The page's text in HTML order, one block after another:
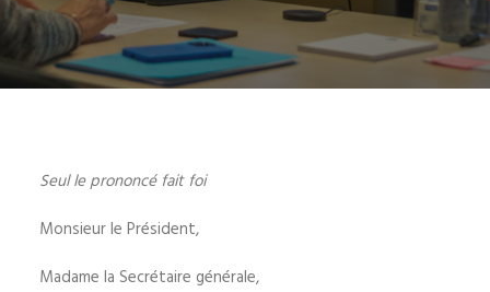
Seul le prononcé fait foi
Monsieur le Président,
Madame la Secrétaire générale,